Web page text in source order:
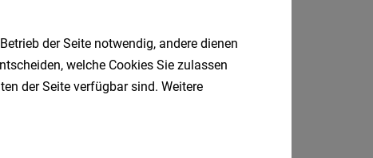
der Seite notwendig, andere dienen
welche Cookies Sie zulassen
der Seite verfügbar sind. Weitere